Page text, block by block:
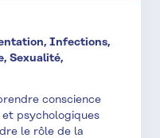
Infections,
Sexualité,
conscience
psychologiques
le rôle de la